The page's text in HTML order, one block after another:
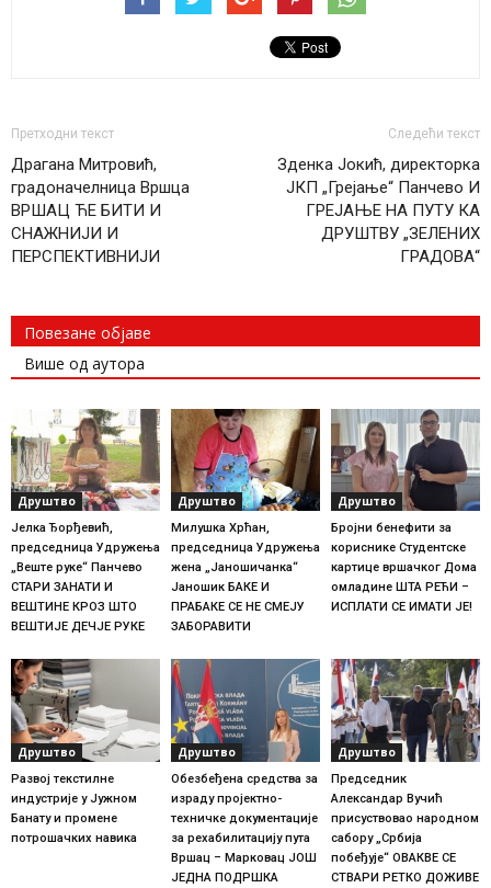
Претходни текст
Драгана Митровић,
градоначелница Вршца
ВРШАЦ ЋЕ БИТИ И
СНАЖНИЈИ И
ПЕРСПЕКТИВНИЈИ
Следећи текст
Зденка Јокић, директорка
ЈКП „Грејање“ Панчево И
ГРЕЈАЊЕ НА ПУТУ КА
ДРУШТВУ „ЗЕЛЕНИХ
ГРАДОВА“
Повезане објаве
Више од аутора
Друштво
Јелка Ђорђевић,
председница Удружења
„Веште руке“ Панчево
СТАРИ ЗАНАТИ И
ВЕШТИНЕ КРОЗ ШТО
ВЕШТИЈЕ ДЕЧЈЕ РУКЕ
Друштво
Милушка Хрћан,
председница Удружења
жена „Јаношичанка“
Јаношик БАКЕ И
ПРАБАКЕ СЕ НЕ СМЕЈУ
ЗАБОРАВИТИ
Друштво
Бројни бенефити за
кориснике Студентске
картице вршачког Дома
омладине ШТА РЕЋИ –
ИСПЛАТИ СЕ ИМАТИ ЈЕ!
Друштво
Развој текстилне
индустрије у Јужном
Банату и промене
потрошачких навика
Друштво
Обезбеђена средства за
израду пројектно-
техничке документације
за рехабилитацију пута
Вршац – Марковац ЈОШ
ЈЕДНА ПОДРШКА
Друштво
Председник
Александар Вучић
присуствовао народном
сабору „Србија
побеђује“ ОВАКВЕ СЕ
СТВАРИ РЕТКО ДОЖИВЕ